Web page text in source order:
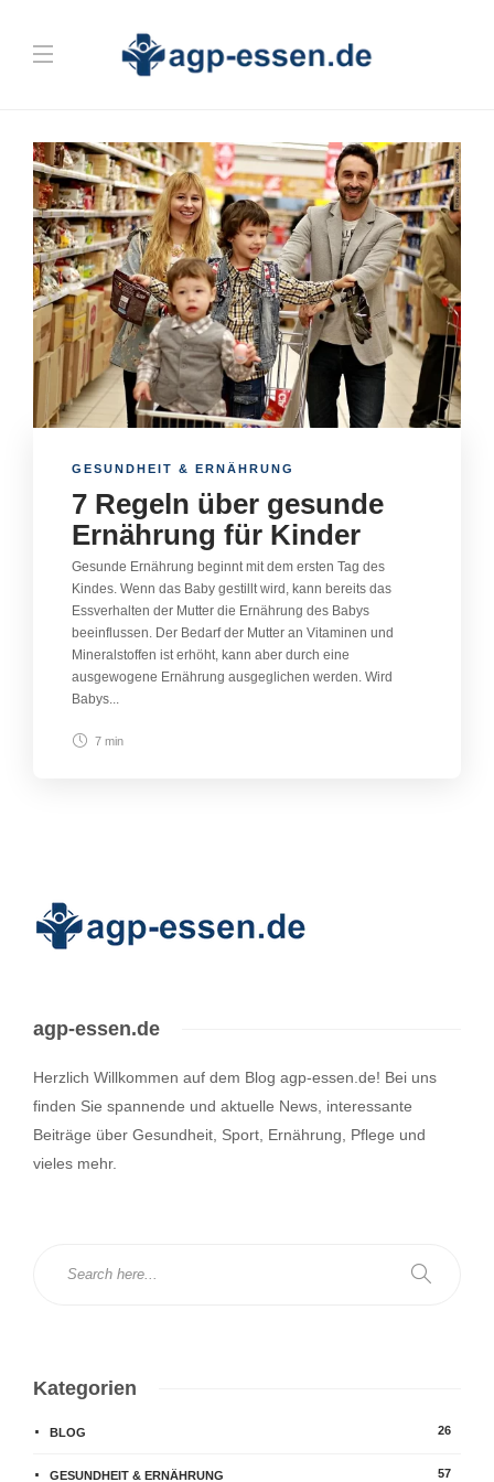
GESUNDHEIT & ERNÄHRUNG
7 Regeln über gesunde
Ernährung für Kinder
Gesunde Ernährung beginnt mit dem ersten Tag des
Kindes. Wenn das Baby gestillt wird, kann bereits das
Essverhalten der Mutter die Ernährung des Babys
beeinflussen. Der Bedarf der Mutter an Vitaminen und
Mineralstoffen ist erhöht, kann aber durch eine
ausgewogene Ernährung ausgeglichen werden. Wird
Babys...
7 min
agp-essen.de
Herzlich Willkommen auf dem Blog agp-essen.de! Bei uns
finden Sie spannende und aktuelle News, interessante
Beiträge über Gesundheit, Sport, Ernährung, Pflege und
vieles mehr.
Kategorien
BLOG 26
GESUNDHEIT & ERNÄHRUNG 57